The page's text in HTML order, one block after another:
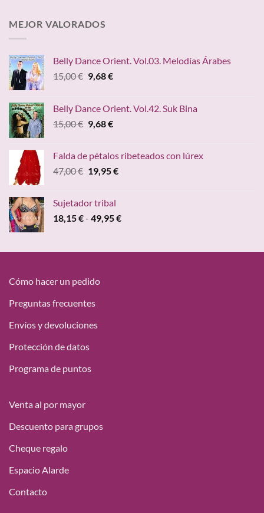
59,95 €
MEJOR VALORADOS
Belly Dance Orient. Vol.03. Melodías Árabes
15,00€ El
era:
15,00 €.
9,68€El
es:
9,68 €.
Belly Dance Orient. Vol.42. Suk Bina
15,00€ El
era:
15,00 €.
9,68€El
es:
9,68 €.
Falda de pétalos ribeteados con lúrex
47,00€ El
era:
47,00 €.
19,95€El
19,95 €.
Sujetador tribal
18,15€- 49,95€Rango
desde
Cómo hacer un pedido
Preguntas frecuentes
Envíos y devoluciones
Protección de datos
Programa de puntos
Venta al por mayor
Descuento para grupos
Cheque regalo
Espacio Alarde
Contacto